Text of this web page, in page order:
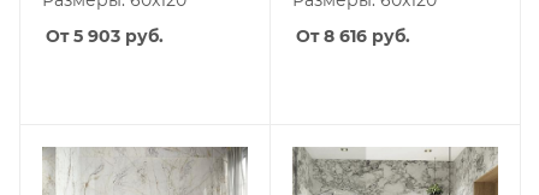
От 5 903 руб.
От 8 616 руб.